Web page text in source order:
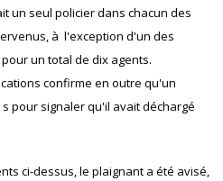
un seul policier dans chacun des
à l'exception d'un des
un total de dix agents.
confirme en outre qu'un
pour signaler qu'il avait déchargé
ci-dessus, le plaignant a été avisé,